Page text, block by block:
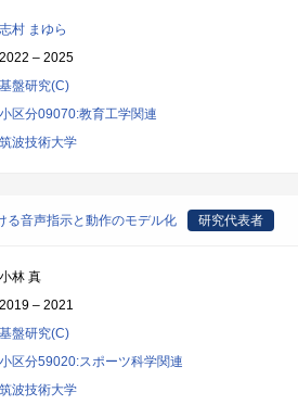
志村 まゆら
2022 – 2025
基盤研究(C)
小区分09070:教育工学関連
筑波技術大学
る音声指示と動作のモデル化 研究代表者
小林 真
2019 – 2021
基盤研究(C)
小区分59020:スポーツ科学関連
筑波技術大学